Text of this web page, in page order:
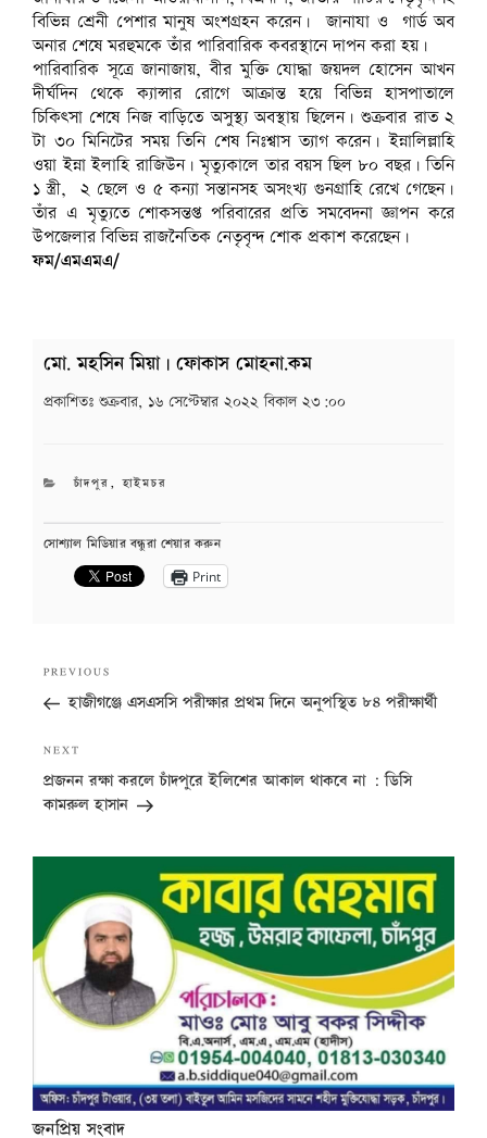
বিভিন্ন শ্রেনী পেশার মানুষ অংশগ্রহন করেন। জানাযা ও গার্ড অব
অনার শেষে মরহুমকে তাঁর পারিবারিক কবরস্থানে দাপন করা হয়।
পারিবারিক সূত্রে জানাজায়, বীর মুক্তি যোদ্ধা জয়দল হোসেন আখন
দীর্ঘদিন থেকে ক্যান্সার রোগে আক্রান্ত হয়ে বিভিন্ন হাসপাতালে
চিকিৎসা শেষে নিজ বাড়িতে অসুস্থ্য অবস্থায় ছিলেন। শুক্রবার রাত ২
টা ৩০ মিনিটের সময় তিনি শেষ নিঃশ্বাস ত্যাগ করেন। ইন্নালিল্লাহি
ওয়া ইন্না ইলাহি রাজিউন। মৃত্যুকালে তার বয়স ছিল ৮০ বছর। তিনি
১ স্ত্রী, ২ ছেলে ও ৫ কন্যা সন্তানসহ অসংখ্য গুনগ্রাহি রেখে গেছেন।
তাঁর এ মৃত্যুতে শোকসন্তপ্ত পরিবারের প্রতি সমবেদনা জ্ঞাপন করে
উপজেলার বিভিন্ন রাজনৈতিক নেতৃবৃন্দ শোক প্রকাশ করেছেন।
ফম/এমএমএ/
মো. মহসিন মিয়া | ফোকাস মোহনা.কম
প্রকাশিতঃ শুক্রবার, ১৬ সেপ্টেম্বার ২০২২ বিকাল ২৩:০০
CATEGORIES
চাঁদপুর ,হাইমচর
সোশ্যাল মিডিয়ার বন্ধুরা শেয়ার করুন
Print
navigation
Previous
Post
PREVIOUS
হাজীগঞ্জে এসএসসি পরীক্ষার প্রথম দিনে অনুপস্থিত ৮৪ পরীক্ষার্থী
Next
Post
NEXT
প্রজনন রক্ষা করলে চাঁদপুরে ইলিশের আকাল থাকবে না : ডিসি
কামরুল হাসান
জনপ্রিয় সংবাদ